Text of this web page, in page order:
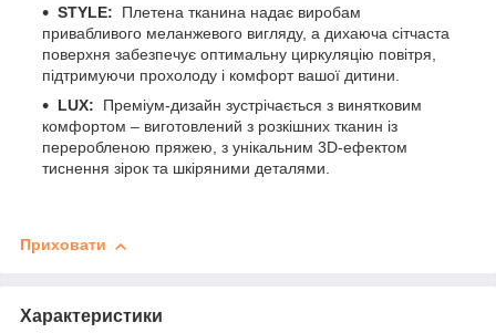
STYLE: Плетена тканина надає виробам
привабливого меланжевого вигляду, а дихаюча сітчаста
поверхня забезпечує оптимальну циркуляцію повітря,
підтримуючи прохолоду і комфорт вашої дитини.
LUX: Преміум-дизайн зустрічається з винятковим
комфортом – виготовлений з розкішних тканин із
переробленою пряжею, з унікальним 3D-ефектом
тиснення зірок та шкіряними деталями.
Приховати
Характеристики